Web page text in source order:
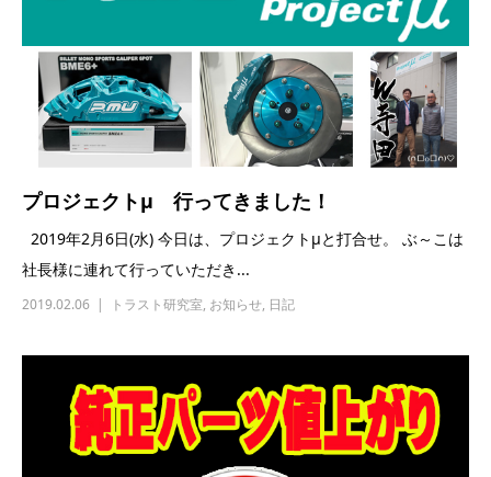
プロジェクトμ 行ってきました！
2019年2月6日(水) 今日は、プロジェクトμと打合せ。 ぶ～こは
社長様に連れて行っていただき...
2019.02.06 トラスト研究室, お知らせ, 日記